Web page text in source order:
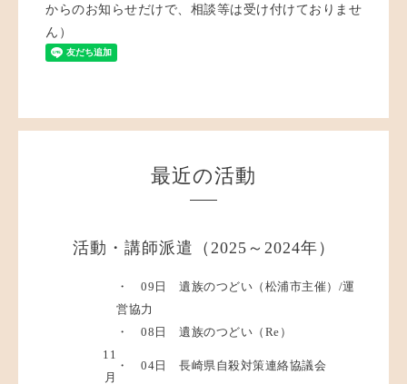
からのお知らせだけで、相談等は受け付けておりませ
ん）
最近の活動
活動・講師派遣（2025～2024年）
・ 09日 遺族のつどい（松浦市主催）/運
営協力
・ 08日 遺族のつどい（Re）
11
月
・ 04日 長崎県自殺対策連絡協議会